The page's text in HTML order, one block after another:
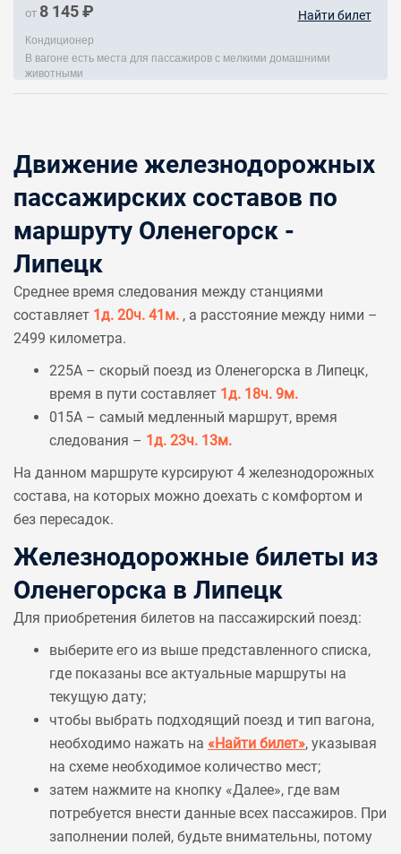
от 8 145 ₽ Найти билет
Кондиционер
В вагоне есть места для пассажиров с мелкими домашними
животными
Движение железнодорожных
пассажирских составов по
маршруту Оленегорск -
Липецк
Среднее время следования между станциями
составляет 1д. 20ч. 41м. , а расстояние между ними –
2499 километра.
225А – скорый поезд из Оленегорска в Липецк,
время в пути составляет 1д. 18ч. 9м.
015А – самый медленный маршрут, время
следования – 1д. 23ч. 13м.
На данном маршруте курсируют 4 железнодорожных
состава, на которых можно доехать с комфортом и
без пересадок.
Железнодорожные билеты из
Оленегорска в Липецк
Для приобретения билетов на пассажирский поезд:
выберите его из выше представленного списка,
где показаны все актуальные маршруты на
текущую дату;
чтобы выбрать подходящий поезд и тип вагона,
необходимо нажать на «Найти билет», указывая
на схеме необходимое количество мест;
затем нажмите на кнопку «Далее», где вам
потребуется внести данные всех пассажиров. При
заполнении полей, будьте внимательны, потому